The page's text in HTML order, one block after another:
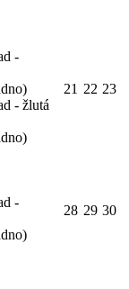
-
- žlutá
21 22 23
-
28 29 30